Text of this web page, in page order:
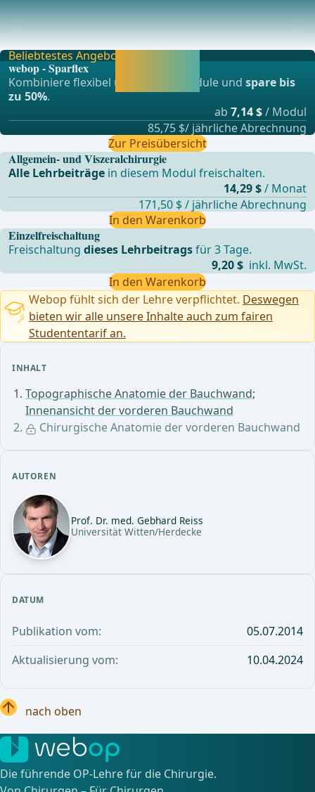
INHALT
Topographische Anatomie der Bauchwand;
Innenansicht der vorderen Bauchwand
Chirurgische Anatomie der vorderen Bauchwand
AUTOREN
Prof. Dr. med. Gebhard Reiss
Universität Witten/Herdecke
DATUM
Publikation vom:
05.07.2014
Aktualisierung vom:
10.04.2024
1. Vordere BauchmuskelnM. rectus abdominis: gerader
Bauchmuskel innerhalb der Rektusscheide mit 3 -
Einzelfreischaltung
Freischaltungdieses Lehrbeitragsfür 3 Tage.
9,20 $ inkl. MwSt.
In den Warenkorb
Beliebtestes Angebot
webop - Sparflex
Kombiniere flexibel unsere Lernmodule undspare bis
zu 50%.
ab 7,14 $/ Modul
85,75 $/ jährliche Abrechnung
Zur Preisübersicht
Allgemein- und Viszeralchirurgie
Alle Lehrbeiträge in diesem Modul freischalten.
14,29 $/ Monat
171,50 $ / jährliche Abrechnung
In den Warenkorb
Webop fühlt sich der Lehre verpflichtet. Deswegen
bieten wir alle unsere Inhalte auch zum fairen
Studententarif an.
nach oben
Die führende OP-Lehre für die Chirurgie.